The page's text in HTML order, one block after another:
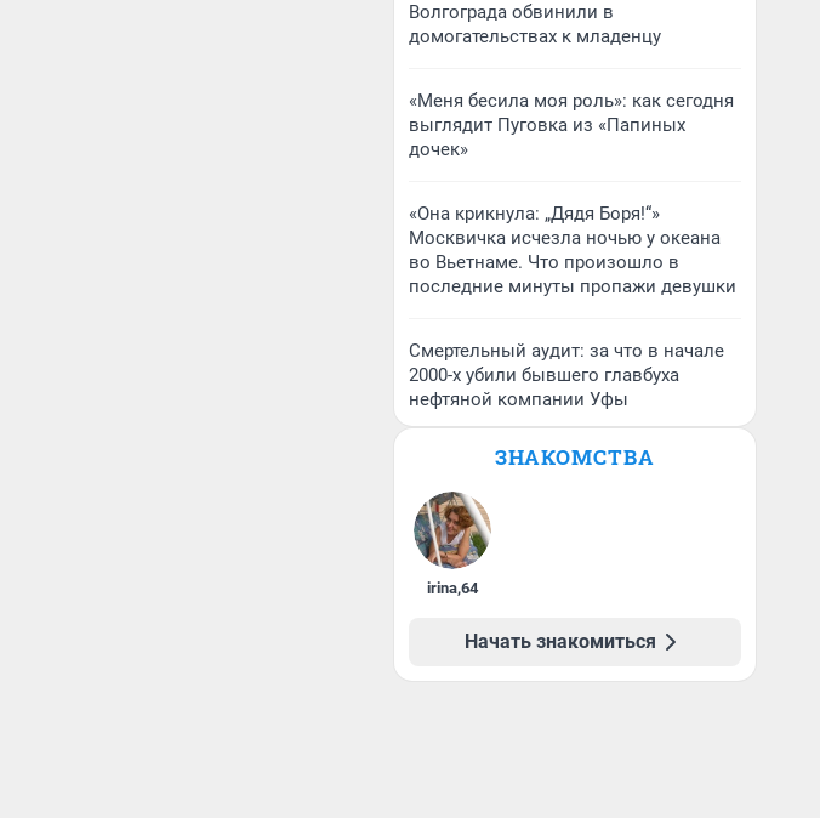
Волгограда обвинили в
домогательствах к младенцу
«Меня бесила моя роль»: как сегодня
выглядит Пуговка из «Папиных
дочек»
«Она крикнула: „Дядя Боря!“»
Москвичка исчезла ночью у океана
во Вьетнаме. Что произошло в
последние минуты пропажи девушки
Смертельный аудит: за что в начале
2000-х убили бывшего главбуха
нефтяной компании Уфы
ЗНАКОМСТВА
irina,64
Начать знакомиться